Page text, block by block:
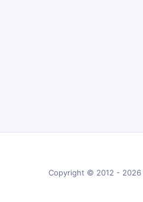
Copyright © 2012 -